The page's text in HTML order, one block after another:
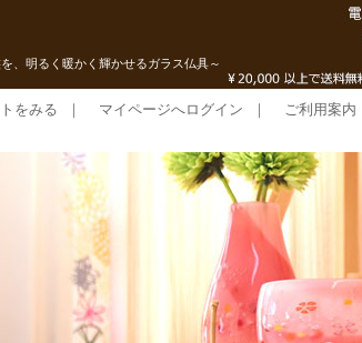
、明るく暖かく輝かせるガラス仏具～
をみる ｜ マイページへログイン ｜ ご利用案内